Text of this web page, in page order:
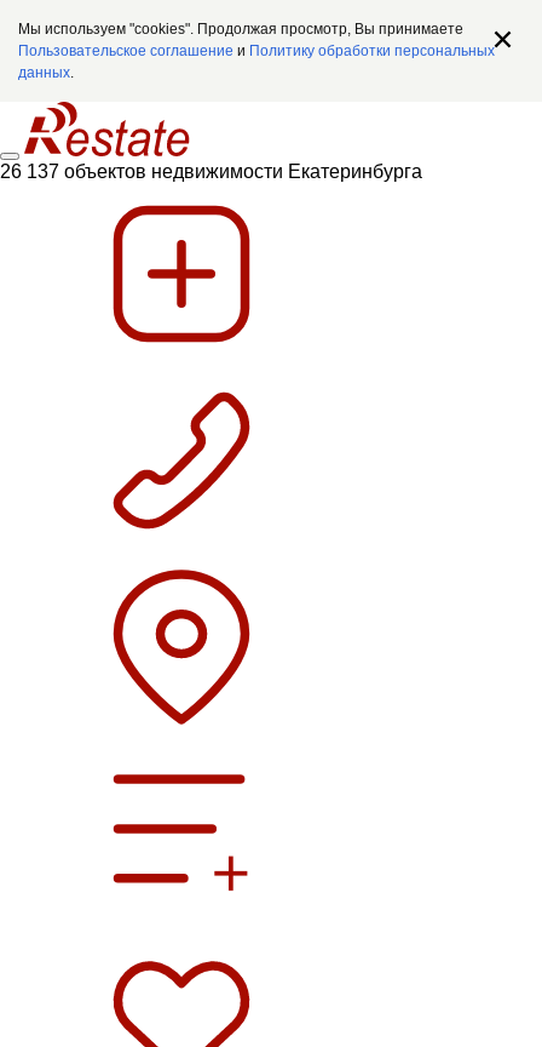
Мы используем "cookies". Продолжая просмотр, Вы принимаете
Пользовательское соглашение и Политику обработки персональных
данных.
26 137 объектов недвижимости Екатеринбурга